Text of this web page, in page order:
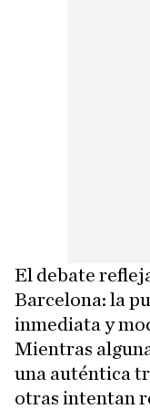
El debate
Barcelona: la
inmediata y
Mientras
una auténtica
otras intentan